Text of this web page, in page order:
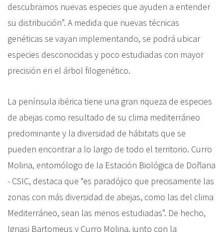
descubramos nuevas especies que ayuden a entender
su distribución”. A medida que nuevas técnicas
genéticas se vayan implementando, se podrá ubicar
especies desconocidas y poco estudiadas con mayor
precisión en el árbol filogenético.
La península ibérica tiene una gran riqueza de especies
de abejas como resultado de su clima mediterráneo
predominante y la diversidad de hábitats que se
pueden encontrar a lo largo de todo el territorio. Curro
Molina, entomólogo de la Estación Biológica de Doñana
- CSIC, destaca que “es paradójico que precisamente las
zonas con más diversidad de abejas, como las del clima
Mediterráneo, sean las menos estudiadas”. De hecho,
Ignasi Bartomeus y Curro Molina, junto con la